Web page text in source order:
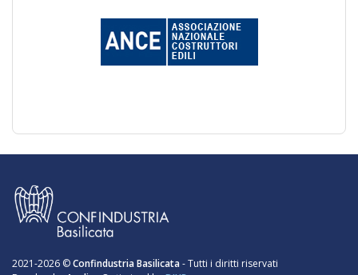
2021-2026 ©Confindustria Basilicata- Tutti i diritti riservati